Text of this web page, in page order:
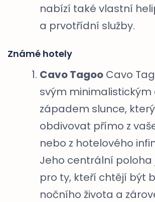
nabízí také vlastní
a prvotřídní služby.
Známé hotely
Cavo Tagoo Cavo
svým
západem slunce,
obdivovat přímo z
nebo z hotelového
Jeho centrální poloha
pro ty, kteří chtějí být
nočního života a